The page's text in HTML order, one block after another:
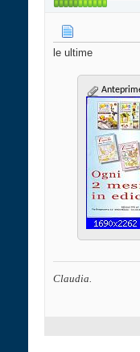
le ultime
Claudia.